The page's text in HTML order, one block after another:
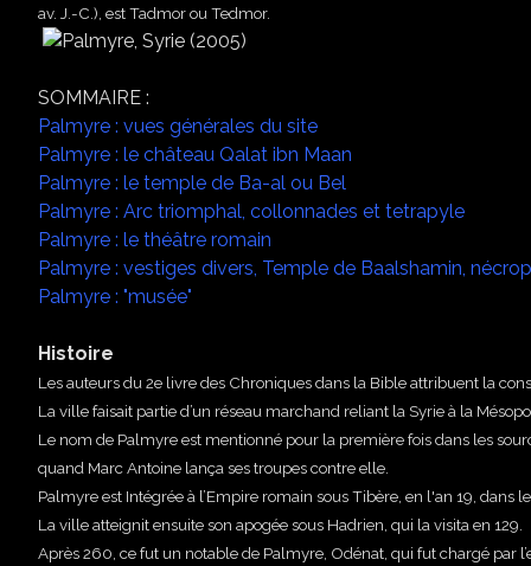
av. J.-C. ), est Tadmor ou Tedmor.
SOMMAIRE :
Palmyre : vues générales du site
Palmyre : le château Qalat ibn Maan
Palmyre : le temple de Ba-al ou Bel
Palmyre : Arc triomphal, collonnades et tetrapyle
Palmyre : le théâtre romain
Palmyre : vestiges divers, Temple de Baalshamin,
Palmyre : "musée"
Histoire
Les auteurs du 2e livre des Chroniques dans la Bible attribuent la
La ville faisait partie d’un réseau marchand reliant la Syrie à la
Le nom de Palmyre est mentionné pour la première fois dans les
quand Marc Antoine lança ses troupes contre elle.
Palmyre est Intégrée à l’Empire romain sous Tibère, en l'an 19, dans
La ville atteignit ensuite son apogée sous Hadrien, qui la visita en 129.
Après 260, ce fut un notable de Palmyre, Odénat, qui fut chargé par